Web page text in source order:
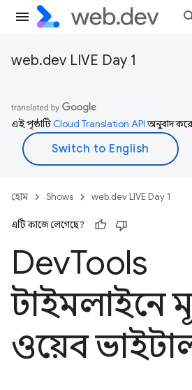
web.dev LIVE Day 1
এই পৃষ্ঠাটিCloud Translation APIঅনুবাদ
হোম Shows web.dev LIVE Day 1
এটি কাজে লেগেছে?
DevTools
টাইমলাইনে
ওয়েব